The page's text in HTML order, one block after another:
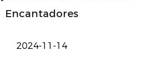
Encantadores
2024-11-14